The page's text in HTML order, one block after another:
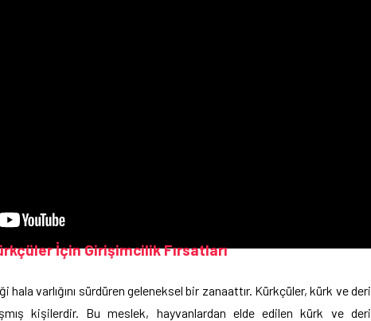
İçin Girişimcilik Fırsatları
hala varlığını sürdüren geleneksel bir zanaattır. Kürkçüler, kürk ve deri
kişilerdir. Bu meslek, hayvanlardan elde edilen kürk ve deri